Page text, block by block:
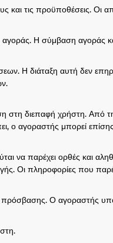
τις προϋποθέσεις. Οι
Η σύμβαση αγοράς
Η διάταξη αυτή δεν
διεπαφή χρήστη. Από
αγοραστής μπορεί
να παρέχει ορθές και
Οι πληροφορίες που
Ο αγοραστής